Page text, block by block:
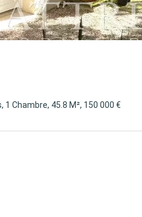
Chambre, 45.8 M², 150 000 €